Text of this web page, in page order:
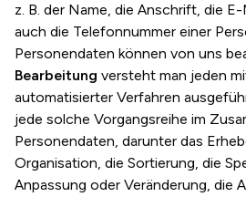
z. B. der Name, die Anschrift, die
auch die Telefonnummer einer
Personendaten können von uns
Bearbeitung versteht man jeden
automatisierter Verfahren
jede solche Vorgangsreihe im
Personendaten, darunter das
Organisation, die Sortierung, die
Anpassung oder Veränderung, die